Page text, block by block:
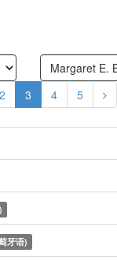
2 3 4 5
牙语)